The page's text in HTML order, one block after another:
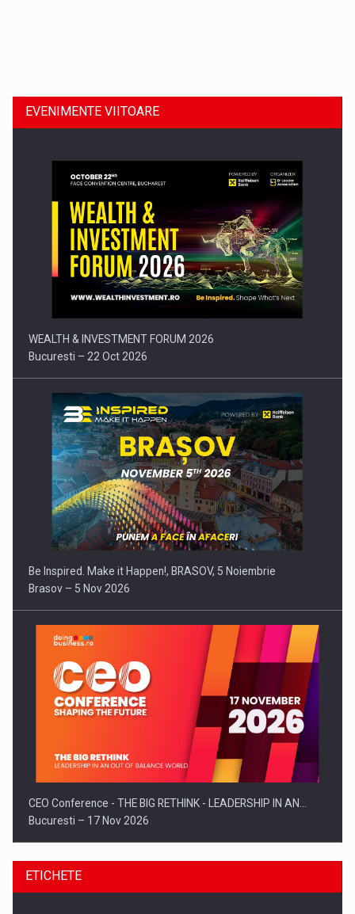
Comunicat de presa: Joburile part-time reincep sa intre pe…
EVENIMENTE VIITOARE
WEALTH & INVESTMENT FORUM 2026
Bucuresti – 22 Oct 2026
Be Inspired. Make it Happen!, BRASOV, 5 Noiembrie
Brasov – 5 Nov 2026
CEO Conference - THE BIG RETHINK - LEADERSHIP IN AN…
Bucuresti – 17 Nov 2026
ETICHETE